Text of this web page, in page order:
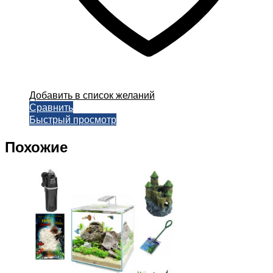
Добавить в список желаний
Сравнить
Быстрый просмотр
Похожие